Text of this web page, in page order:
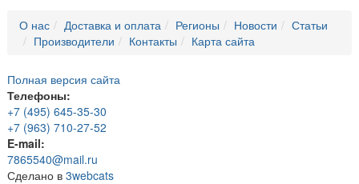
О нас Доставка и оплата Регионы Новости
Статьи
Производители
Контакты Карта сайта
Полная версия сайта
Телефоны:
+7 (495) 645-35-30
+7 (963) 710-27-52
E-mail:
7865540@mail.ru
Сделано в 3webcats